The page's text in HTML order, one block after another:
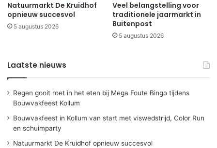
Natuurmarkt De Kruidhof
opnieuw succesvol
5 augustus 2026
Veel belangstelling voor
traditionele jaarmarkt in
Buitenpost
5 augustus 2026
Laatste nieuws
Regen gooit roet in het eten bij Mega Foute Bingo tijdens
Bouwvakfeest Kollum
Bouwvakfeest in Kollum van start met viswedstrijd, Color Run
en schuimparty
Natuurmarkt De Kruidhof opnieuw succesvol